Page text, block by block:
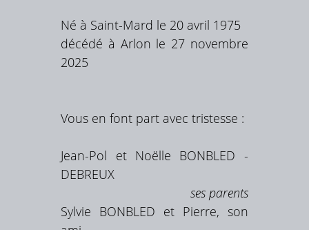
Né à Saint-Mard le 20 avril 1975
décédé à Arlon le 27 novembre
2025
Vous en font part avec tristesse :
Jean-Pol et Noëlle BONBLED -
DEBREUX
ses parents
Sylvie BONBLED et Pierre, son